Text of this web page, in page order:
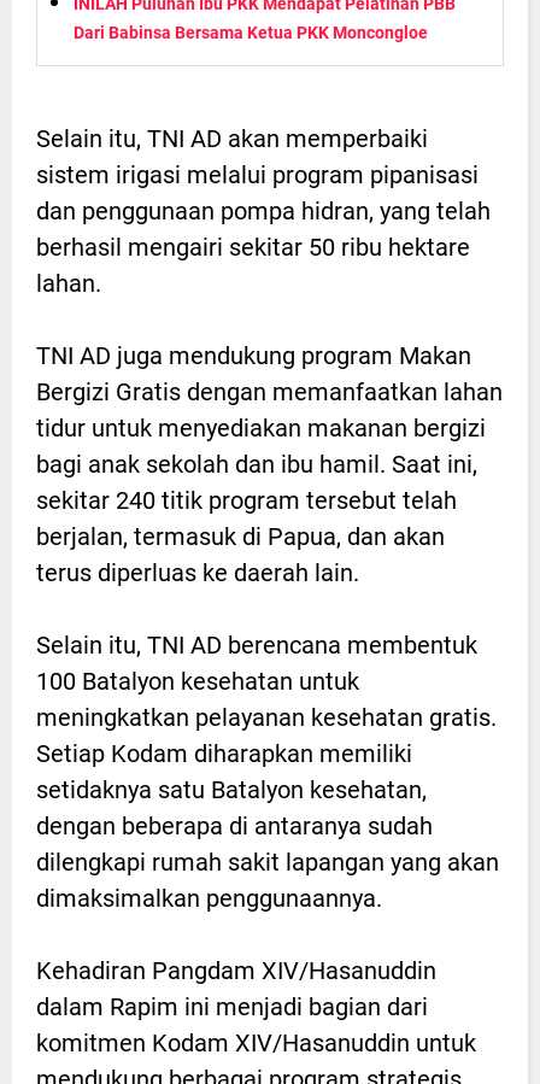
Dari Babinsa Bersama Ketua PKK Moncongloe
Selain itu, TNI AD akan memperbaiki
sistem irigasi melalui program pipanisasi
dan penggunaan pompa hidran, yang telah
berhasil mengairi sekitar 50 ribu hektare
lahan.
TNI AD juga mendukung program Makan
Bergizi Gratis dengan memanfaatkan lahan
tidur untuk menyediakan makanan bergizi
bagi anak sekolah dan ibu hamil. Saat ini,
sekitar 240 titik program tersebut telah
berjalan, termasuk di Papua, dan akan
terus diperluas ke daerah lain.
Selain itu, TNI AD berencana membentuk
100 Batalyon kesehatan untuk
meningkatkan pelayanan kesehatan gratis.
Setiap Kodam diharapkan memiliki
setidaknya satu Batalyon kesehatan,
dengan beberapa di antaranya sudah
dilengkapi rumah sakit lapangan yang akan
dimaksimalkan penggunaannya.
Kehadiran Pangdam XIV/Hasanuddin
dalam Rapim ini menjadi bagian dari
komitmen Kodam XIV/Hasanuddin untuk